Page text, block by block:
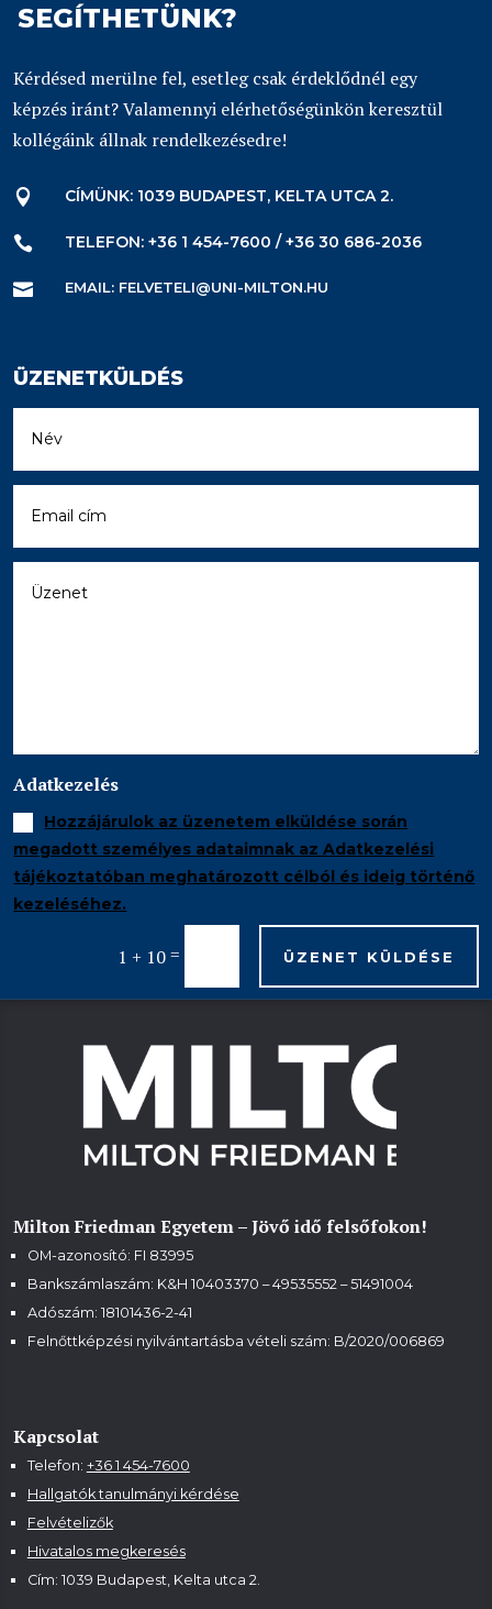
SEGÍTHETÜNK?
Kérdésed merülne fel, esetleg csak érdeklődnél egy
képzés iránt? Valamennyi elérhetőségünkön keresztül
kollégáink állnak rendelkezésedre!
 CÍMÜNK: 1039 BUDAPEST, KELTA UTCA 2.
 TELEFON: +36 1 454-7600 / +36 30 686-2036
 EMAIL: FELVETELI@UNI-MILTON.HU
ÜZENETKÜLDÉS
Adatkezelés
Hozzájárulok az üzenetem elküldése során
megadott személyes adataimnak az Adatkezelési
tájékoztatóban meghatározott célból és ideig történő
kezeléséhez.
1 + 10= ÜZENET KÜLDÉSE
Milton Friedman Egyetem – Jövő idő felsőfokon!
OM-azonosító: FI 83995
Bankszámlaszám: K&H 10403370 – 49535552 – 51491004
Adószám: 18101436-2-41
Felnőttképzési nyilvántartásba vételi szám: B/2020/006869
Kapcsolat
Telefon: +36 1 454-7600
Hallgatók tanulmányi kérdése
Felvételizők
Hivatalos megkeresés
Cím: 1039 Budapest, Kelta utca 2.